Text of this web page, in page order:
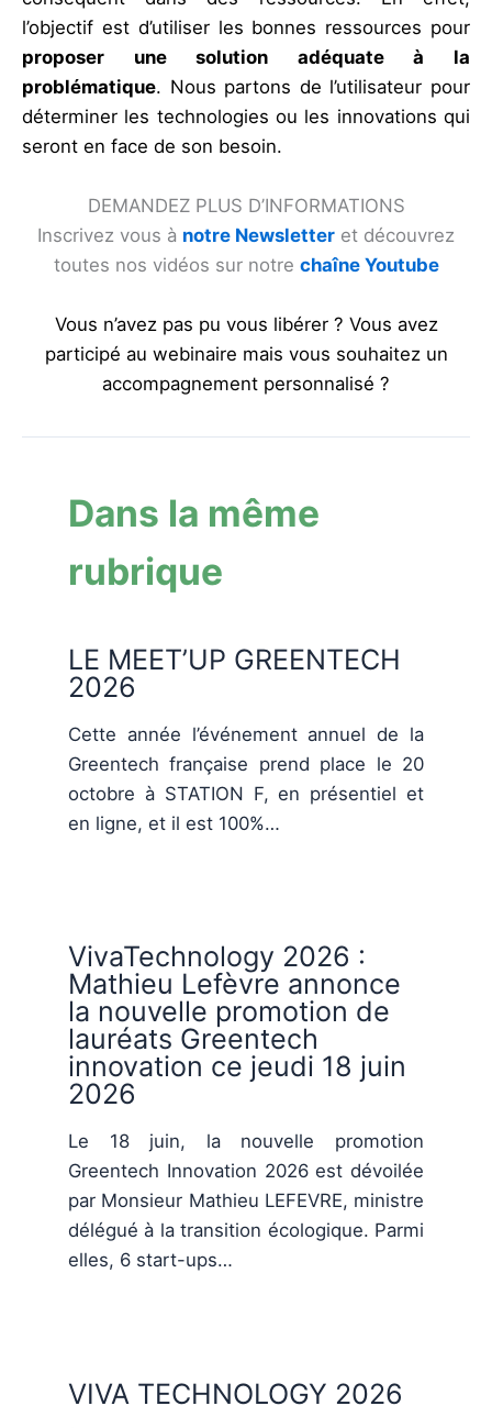
l’objectif est d’utiliser les bonnes ressources pour
proposer une solution adéquate à la
problématique. Nous partons de l’utilisateur pour
déterminer les technologies ou les innovations qui
seront en face de son besoin.
DEMANDEZ PLUS D’INFORMATIONS
Inscrivez vous à notre Newsletter et découvrez
toutes nos vidéos sur notre chaîne Youtube
Vous n’avez pas pu vous libérer ? Vous avez
participé au webinaire mais vous souhaitez un
accompagnement personnalisé ?
Dans la même
rubrique
LE MEET’UP GREENTECH
2026
Cette année l’événement annuel de la
Greentech française prend place le 20
octobre à STATION F, en présentiel et
en ligne, et il est 100%…
VivaTechnology 2026 :
Mathieu Lefèvre annonce
la nouvelle promotion de
lauréats Greentech
innovation ce jeudi 18 juin
2026
Le 18 juin, la nouvelle promotion
Greentech Innovation 2026 est dévoilée
par Monsieur Mathieu LEFEVRE, ministre
délégué à la transition écologique. Parmi
elles, 6 start-ups…
VIVA TECHNOLOGY 2026